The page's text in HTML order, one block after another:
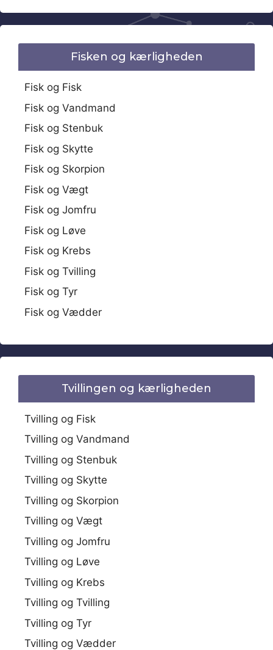
Fisken og kærligheden
Fisk og Fisk
Fisk og Vandmand
Fisk og Stenbuk
Fisk og Skytte
Fisk og Skorpion
Fisk og Vægt
Fisk og Jomfru
Fisk og Løve
Fisk og Krebs
Fisk og Tvilling
Fisk og Tyr
Fisk og Vædder
Tvillingen og kærligheden
Tvilling og Fisk
Tvilling og Vandmand
Tvilling og Stenbuk
Tvilling og Skytte
Tvilling og Skorpion
Tvilling og Vægt
Tvilling og Jomfru
Tvilling og Løve
Tvilling og Krebs
Tvilling og Tvilling
Tvilling og Tyr
Tvilling og Vædder